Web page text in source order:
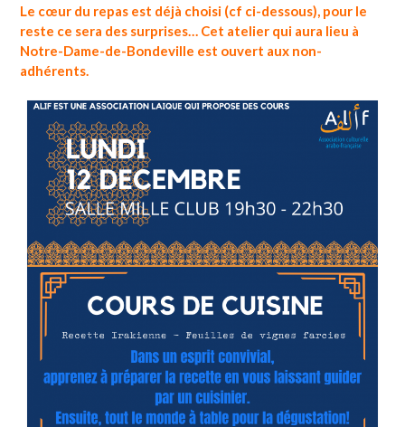
Le cœur du repas est déjà choisi (cf ci-dessous), pour le
reste ce sera des surprises…
Cet atelier qui aura lieu à
Notre-Dame-de-Bondeville est ouvert aux non-
adhérents.